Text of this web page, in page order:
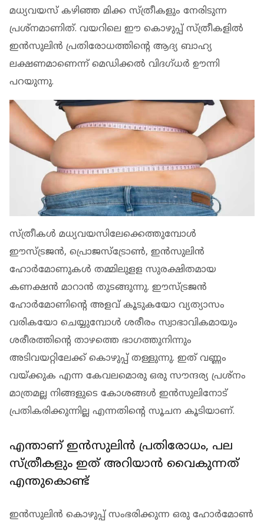
മധ്യവയസ് കഴിഞ്ഞ മിക്ക സ്ത്രീകളും നേരിടുന്ന
പ്രശ്‌നമാണിത്. വയറിലെ ഈ കൊഴുപ്പ് സ്ത്രീകളില്‍
ഇന്‍സുലിന്‍ പ്രതിരോധത്തിന്റെ ആദ്യ ബാഹ്യ
ലക്ഷണമാണെന്ന് മെഡിക്കല്‍ വിദഗ്ധര്‍ ഊന്നി
പറയുന്നു.
സ്ത്രീകള്‍ മധ്യവയസിലേക്കെത്തുമ്പോള്‍
ഈസ്ട്രജന്‍, പ്രൊജസ്‌ട്രോണ്‍, ഇന്‍സുലിന്‍
ഹോര്‍മോണുകള്‍ തമ്മിലുളള സുരക്ഷിതമായ
കണക്ഷന്‍ മാറാന്‍ തുടങ്ങുന്നു. ഈസ്ട്രജന്‍
ഹോര്‍മോണിന്റെ അളവ് കൂടുകയോ വ്യത്യാസം
വരികയോ ചെയ്യുമ്പോള്‍ ശരീരം സ്വാഭാവികമായും
ശരീരത്തിന്റെ താഴത്തെ ഭാഗത്തുനിന്നും
അടിവയറ്റിലേക്ക് കൊഴുപ്പ് തള്ളുന്നു. ഇത് വണ്ണം
വയ്ക്കുക എന്ന കേവലമൊരു ഒരു സൗന്ദര്യ പ്രശ്‌നം
മാത്രമല്ല നിങ്ങളുടെ കോശങ്ങള്‍ ഇന്‍സുലിനോട്
പ്രതികരിക്കുന്നില്ല എന്നതിന്റെ സൂചന കൂടിയാണ്.
എന്താണ് ഇന്‍സുലിന്‍ പ്രതിരോധം, പല
സ്ത്രീകളും ഇത് അറിയാന്‍ വൈകുന്നത്
എന്തുകൊണ്ട്
ഇന്‍സുലിന്‍ കൊഴുപ്പ് സംഭരിക്കുന്ന ഒരു ഹോര്‍മോണ്‍